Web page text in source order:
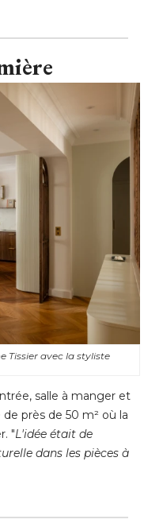
Tissier avec la styliste
salle à manger et
près de 50 m² où la